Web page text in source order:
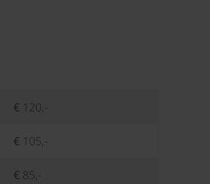
€ 120,-
€ 105,-
€ 85,-